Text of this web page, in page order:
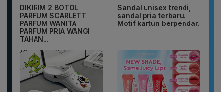
DIKIRIM 2 BOTOL
PARFUM SCARLETT
PARFUM WANITA
PARFUM PRIA WANGI
TAHAN...
Sandal unisex trendi,
sandal pria terbaru.
Motif kartun berpendar.